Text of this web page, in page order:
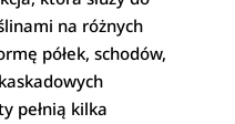
na różnych
półek, schodów,
pełnią kilka